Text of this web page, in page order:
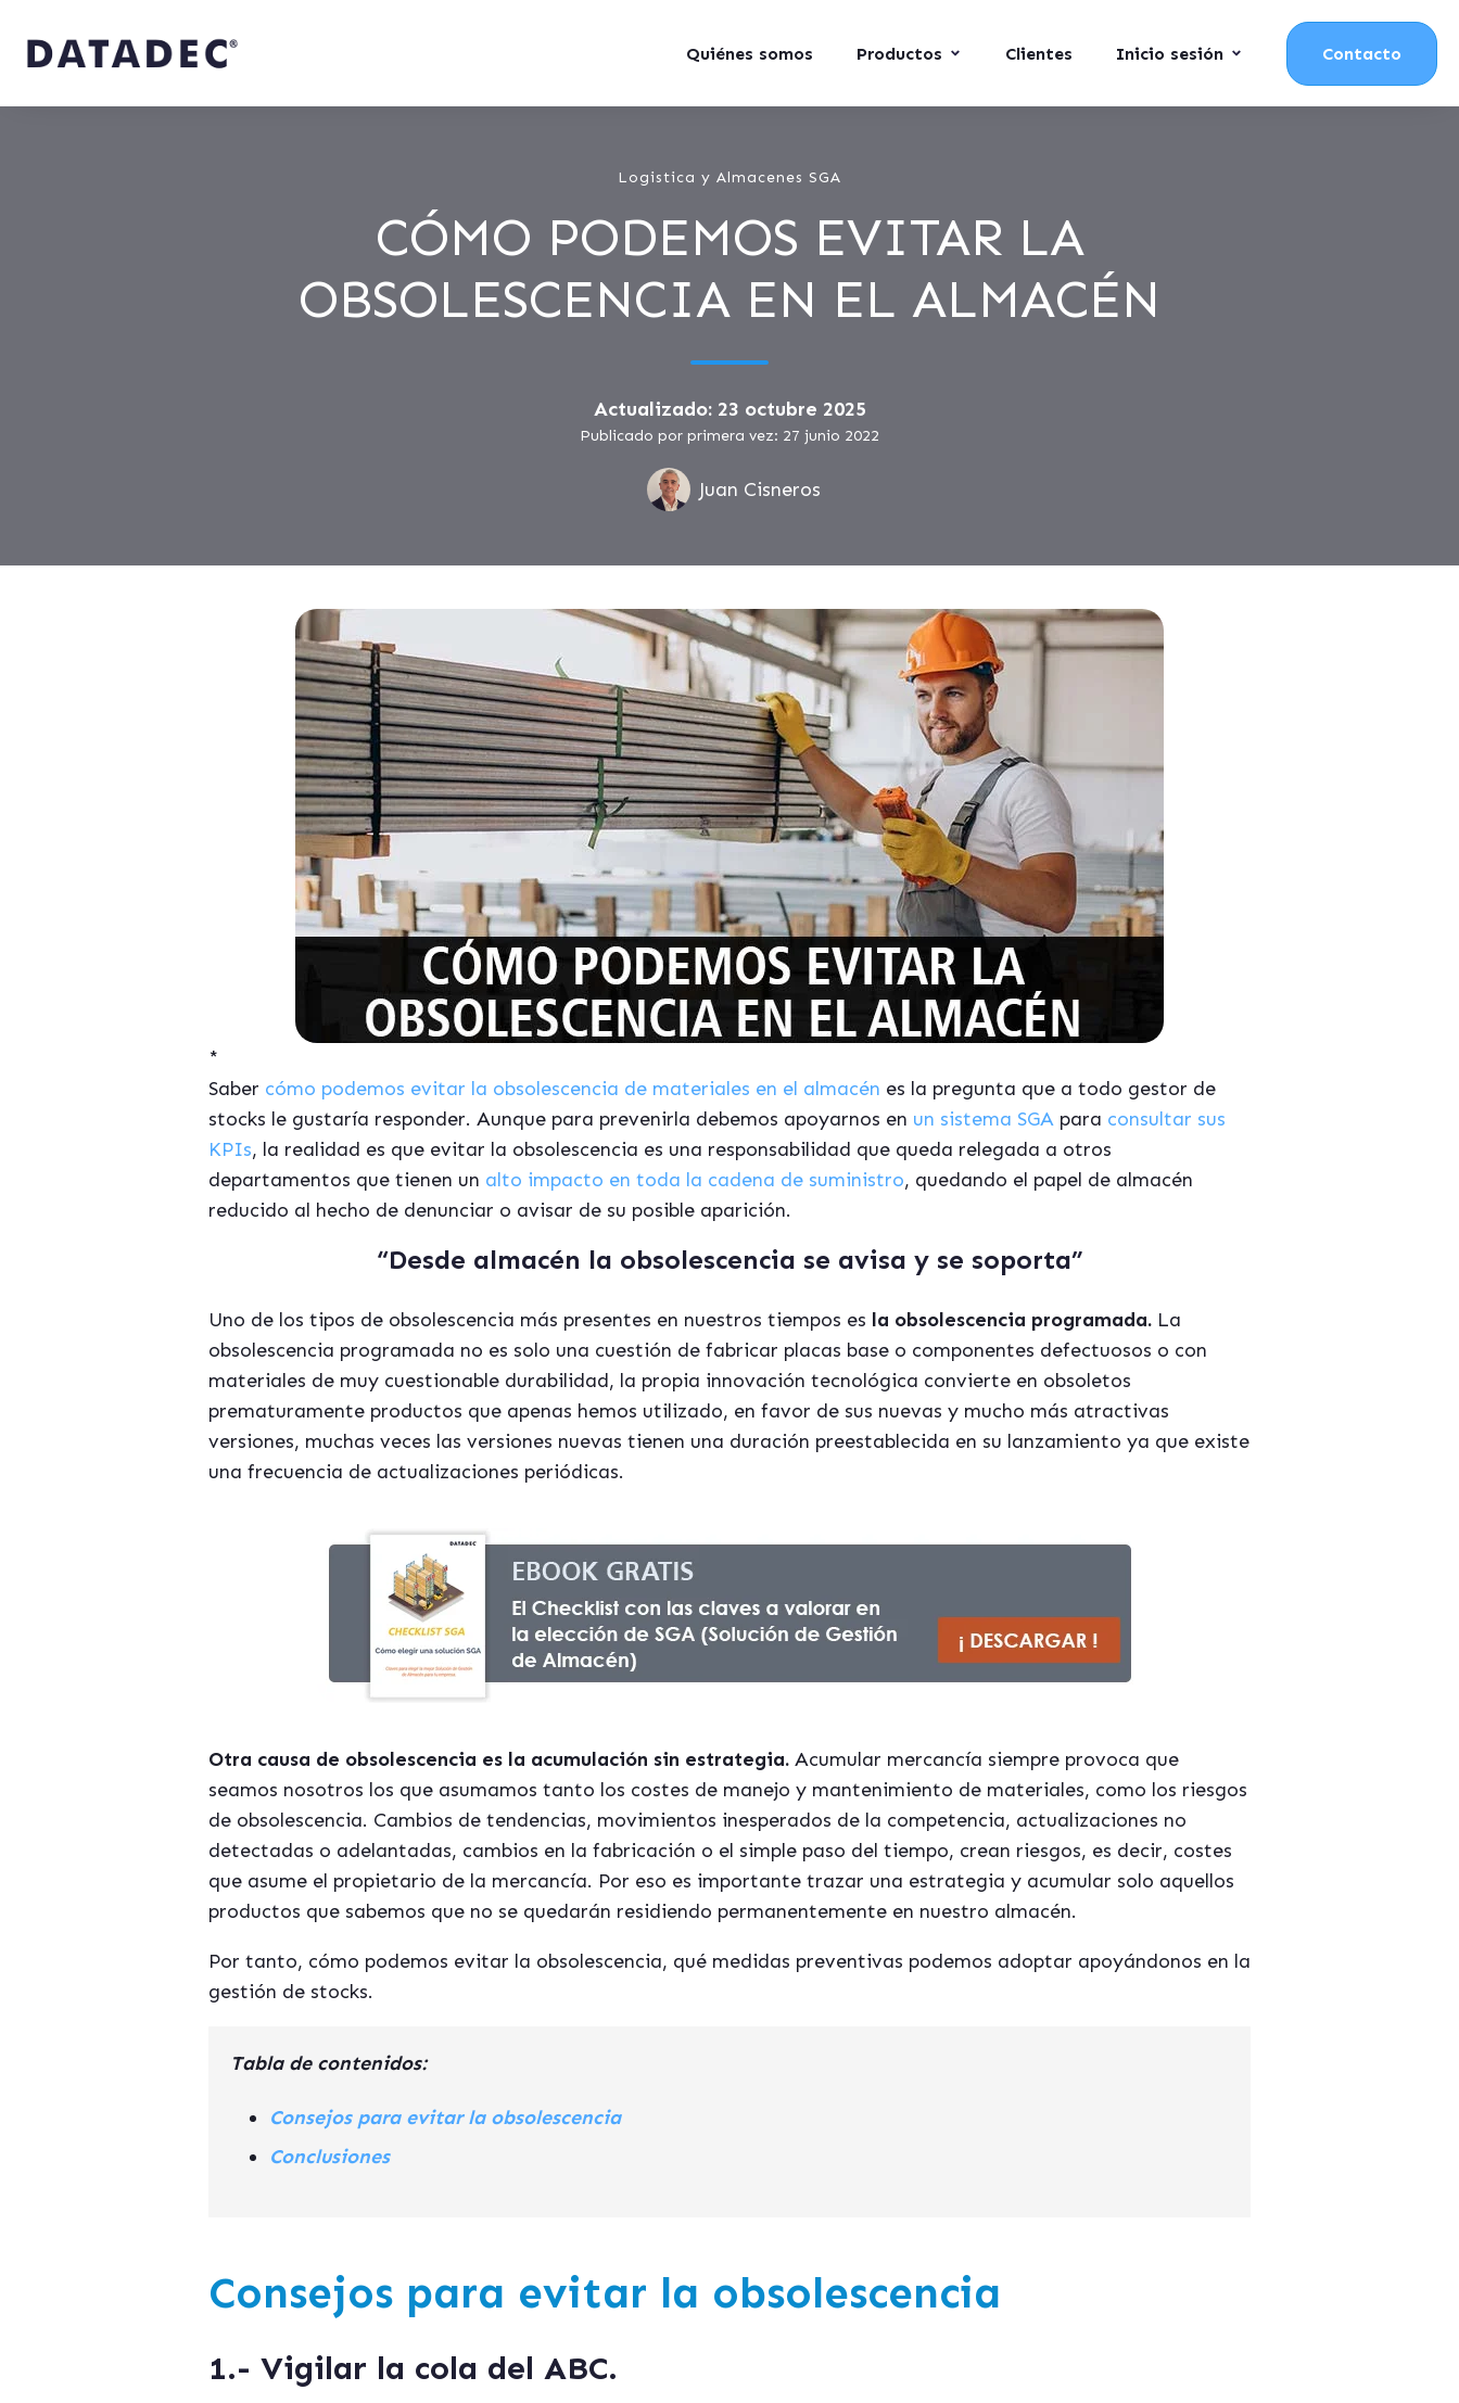
Quiénes somos Productos Clientes Inicio sesión Contacto
Logistica y Almacenes SGA
CÓMO PODEMOS EVITAR LA
OBSOLESCENCIA EN EL ALMACÉN
Actualizado: 23 octubre 2025
Publicado por primera vez: 27 junio 2022
Juan Cisneros
*
Saber cómo podemos evitar la obsolescencia de materiales en el almacén es la pregunta que a todo gestor de
stocks le gustaría responder. Aunque para prevenirla debemos apoyarnos en un sistema SGA para consultar sus
KPIs, la realidad es que evitar la obsolescencia es una responsabilidad que queda relegada a otros
departamentos que tienen un alto impacto en toda la cadena de suministro, quedando el papel de almacén
reducido al hecho de denunciar o avisar de su posible aparición.
“Desde almacén la obsolescencia se avisa y se soporta”
Uno de los tipos de obsolescencia más presentes en nuestros tiempos es la obsolescencia programada. La
obsolescencia programada no es solo una cuestión de fabricar placas base o componentes defectuosos o con
materiales de muy cuestionable durabilidad, la propia innovación tecnológica convierte en obsoletos
prematuramente productos que apenas hemos utilizado, en favor de sus nuevas y mucho más atractivas
versiones, muchas veces las versiones nuevas tienen una duración preestablecida en su lanzamiento ya que existe
una frecuencia de actualizaciones periódicas.
Otra causa de obsolescencia es la acumulación sin estrategia. Acumular mercancía siempre provoca que
seamos nosotros los que asumamos tanto los costes de manejo y mantenimiento de materiales, como los riesgos
de obsolescencia. Cambios de tendencias, movimientos inesperados de la competencia, actualizaciones no
detectadas o adelantadas, cambios en la fabricación o el simple paso del tiempo, crean riesgos, es decir, costes
que asume el propietario de la mercancía. Por eso es importante trazar una estrategia y acumular solo aquellos
productos que sabemos que no se quedarán residiendo permanentemente en nuestro almacén.
Por tanto, cómo podemos evitar la obsolescencia, qué medidas preventivas podemos adoptar apoyándonos en la
gestión de stocks.
Tabla de contenidos:
Consejos para evitar la obsolescencia
Conclusiones
Consejos para evitar la obsolescencia
1.- Vigilar la cola del ABC.